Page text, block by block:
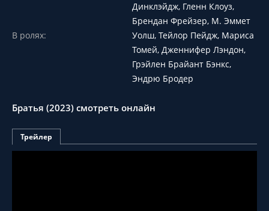
В ролях:
Динклэйдж, Гленн Клоуз,
Брендан Фрейзер, М. Эммет
Уолш, Тейлор Пейдж, Мариса
Томей, Дженнифер Лэндон,
Грэйлен Брайант Бэнкс,
Эндрю Бродер
Братья (2023) смотреть онлайн
Трейлер